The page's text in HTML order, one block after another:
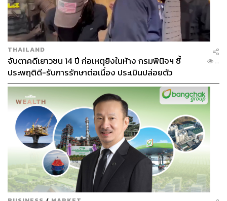
THAILAND
จับตาคดีเยาวชน 14 ปี ก่อเหตุยิงในห้าง กรมพินิจฯ ชี้
ประพฤติดี-รับการรักษาต่อเนื่อง ประเมินปล่อยตัว
...